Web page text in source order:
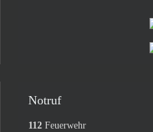
Notruf
112 Feuerwehr